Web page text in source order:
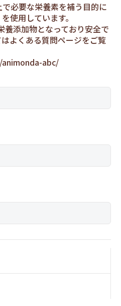
必要な栄養素を補う目的に
使用しています。
養添加物となっており安全で
よくある質問ページをご覧
abc/